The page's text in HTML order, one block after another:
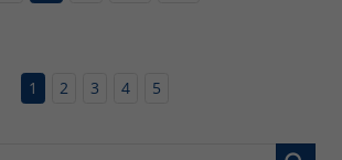
1 2 3 4 5